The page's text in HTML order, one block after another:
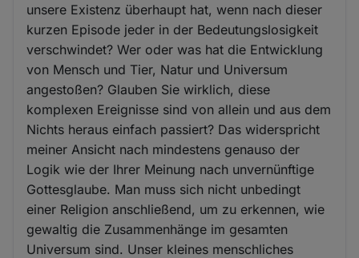
unsere Existenz überhaupt hat, wenn nach dieser
kurzen Episode jeder in der Bedeutungslosigkeit
verschwindet? Wer oder was hat die Entwicklung
von Mensch und Tier, Natur und Universum
angestoßen? Glauben Sie wirklich, diese
komplexen Ereignisse sind von allein und aus dem
Nichts heraus einfach passiert? Das widerspricht
meiner Ansicht nach mindestens genauso der
Logik wie der Ihrer Meinung nach unvernünftige
Gottesglaube. Man muss sich nicht unbedingt
einer Religion anschließend, um zu erkennen, wie
gewaltig die Zusammenhänge im gesamten
Universum sind. Unser kleines menschliches